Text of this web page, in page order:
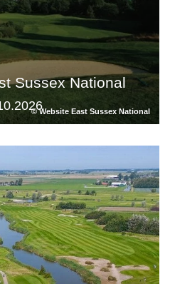
© Website East Sussex National
Sussex National